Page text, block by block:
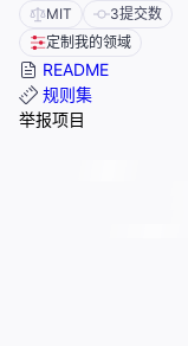
MIT 3提交数
定制我的领域
README
规则集
举报项目